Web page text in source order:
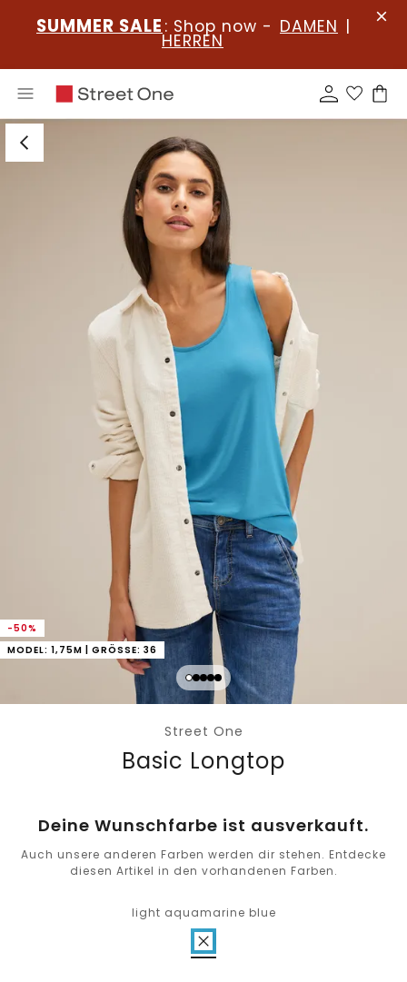
SUMMER SALE : Shop now - DAMEN |
HERREN
-50%
MODEL: 1,75M | GRÖSSE: 36
Street One
Basic Longtop
Deine Wunschfarbe ist ausverkauft.
Auch unsere anderen Farben werden dir stehen. Entdecke
diesen Artikel in den vorhandenen Farben.
light aquamarine blue